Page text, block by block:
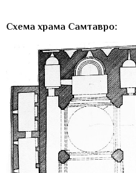
Схема храма Самтавро: